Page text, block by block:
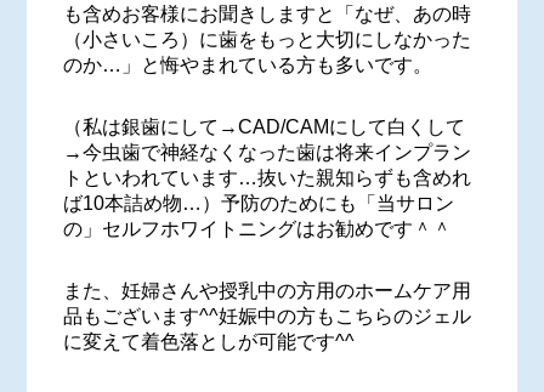
も含めお客様にお聞きしますと「なぜ、あの時
（小さいころ）に歯をもっと大切にしなかった
のか…」と悔やまれている方も多いです。
（私は銀歯にして→CAD/CAMにして白くして
→今虫歯で神経なくなった歯は将来インプラン
トといわれています…抜いた親知らずも含めれ
ば10本詰め物…）予防のためにも「当サロン
の」セルフホワイトニングはお勧めです＾＾
また、妊婦さんや授乳中の方用のホームケア用
品もございます^^妊娠中の方もこちらのジェル
に変えて着色落としが可能です^^